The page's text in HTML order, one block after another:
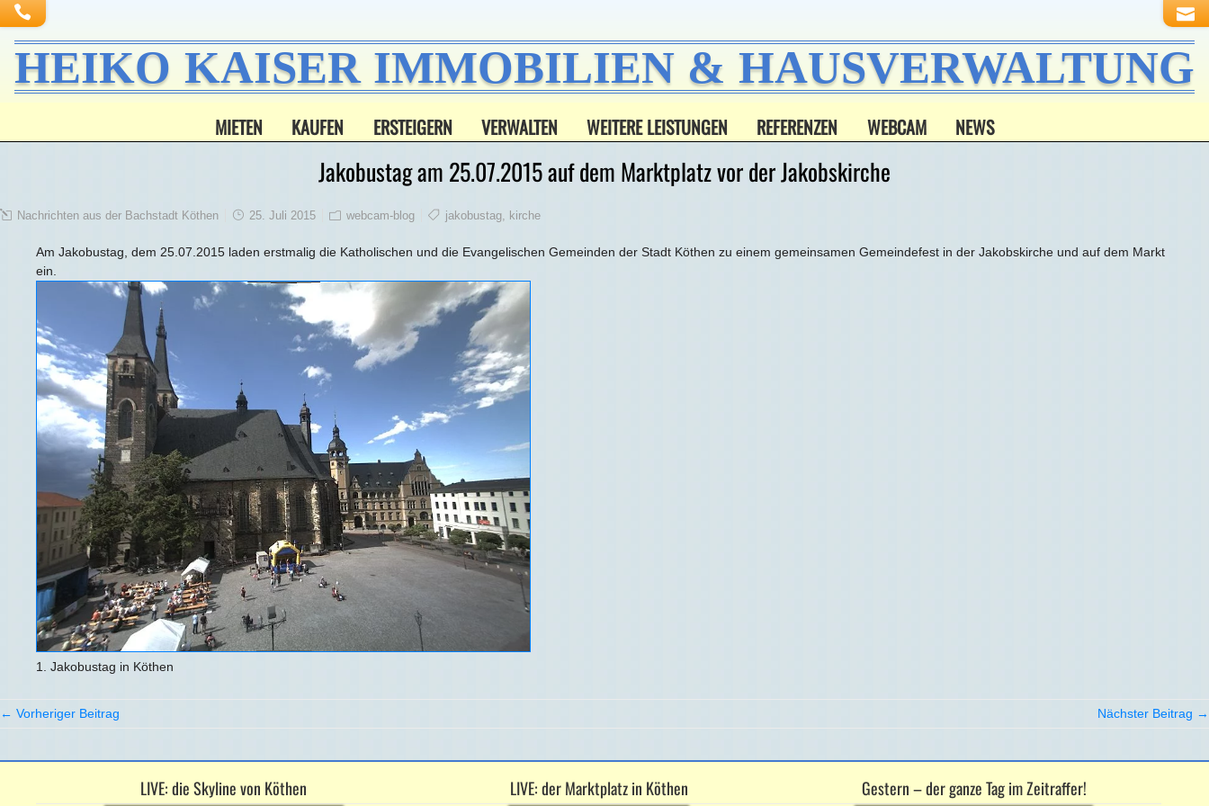
HEIKO KAISER IMMOBILIEN & HAUSVERWALTUNG
MIETEN KAUFEN ERSTEIGERN VERWALTEN WEITERE LEISTUNGEN REFERENZEN WEBCAM NEWS
Jakobustag am 25.07.2015 auf dem Marktplatz vor der Jakobskirche
Nachrichten aus der Bachstadt Köthen 25. Juli 2015 webcam-blog jakobustag, kirche
Am Jakobustag, dem 25.07.2015 laden erstmalig die Katholischen und die Evangelischen Gemeinden der Stadt Köthen zu einem gemeinsamen Gemeindefest in der Jakobskirche und auf dem Markt
ein.
1. Jakobustag in Köthen
← Vorheriger Beitrag Nächster Beitrag →
LIVE: die Skyline von Köthen LIVE: der Marktplatz in Köthen Gestern – der ganze Tag im Zeitraffer!